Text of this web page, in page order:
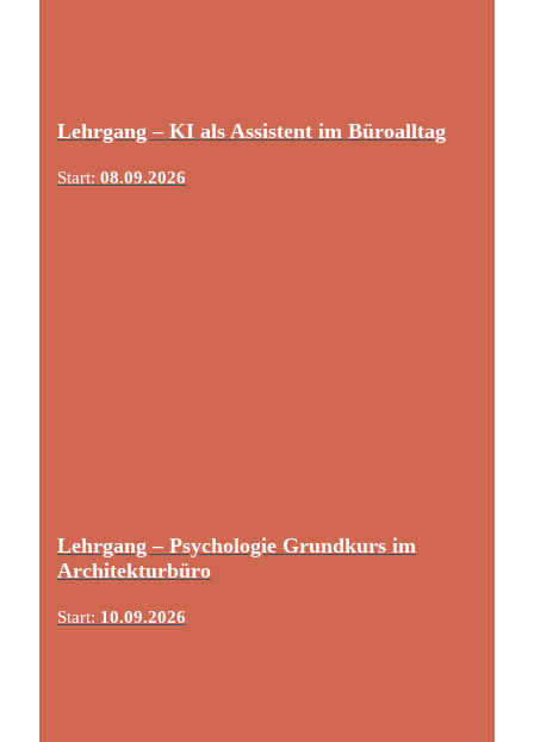
Lehrgang – KI als Assistent im Büroalltag
Start: 08.09.2026
Lehrgang – Psychologie Grundkurs im
Architekturbüro
Start: 10.09.2026